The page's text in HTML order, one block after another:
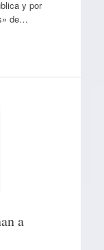
y por
de…
a